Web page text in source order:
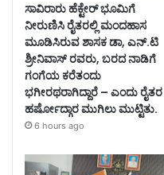
ಸಾವಿರಾರು ಹೆಕ್ಟೇರ್ ಭೂಮಿಗೆ
ನೀರುಣಿಸಿ ರೈತರಲ್ಲಿ ಮಂದಹಾಸ
ಮೂಡಿಸಿರುವ ಶಾಸಕ ಡಾ, ಎನ್.ಟಿ
ಶ್ರೀನಿವಾಸ್ ರವರು, ಬರದ ನಾಡಿಗೆ
ಗಂಗೆಯ ಕರೆತಂದು
ಭಗೀರಥರಾಗಿದ್ದಾರೆ – ಎಂದು ರೈತರ
ಹರ್ಷೋದ್ಗಾರ ಮುಗಿಲು ಮುಟ್ಟಿತು.
6 hours ago